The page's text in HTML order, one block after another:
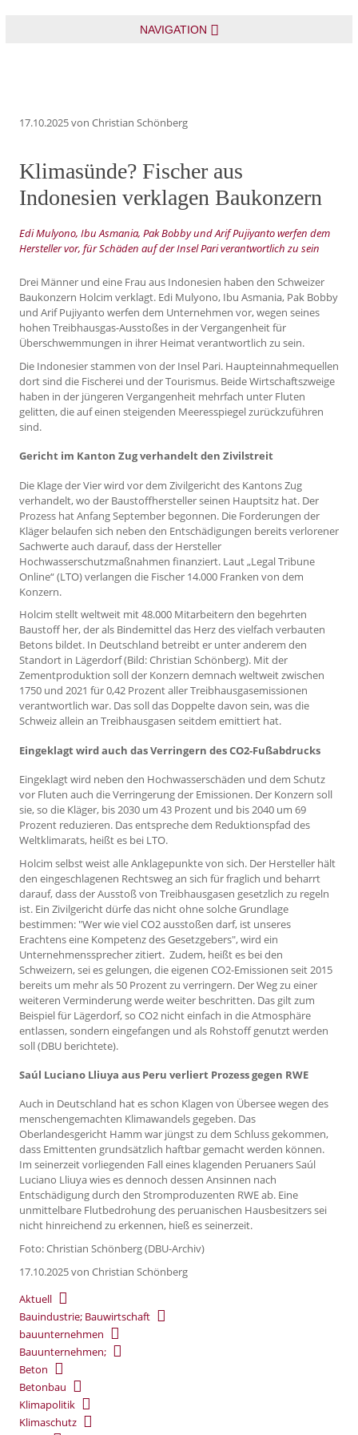
NAVIGATION
17.10.2025von Christian Schönberg
Klimasünde? Fischer aus
Indonesien verklagen Baukonzern
Edi Mulyono, Ibu Asmania, Pak Bobby und Arif Pujiyanto werfen dem
Hersteller vor, für Schäden auf der Insel Pari verantwortlich zu sein
Drei Männer und eine Frau aus Indonesien haben den Schweizer
Baukonzern Holcim verklagt. Edi Mulyono, Ibu Asmania, Pak Bobby
und Arif Pujiyanto werfen dem Unternehmen vor, wegen seines
hohen Treibhausgas-Ausstoßes in der Vergangenheit für
Überschwemmungen in ihrer Heimat verantwortlich zu sein.
Die Indonesier stammen von der Insel Pari. Haupteinnahmequellen
dort sind die Fischerei und der Tourismus. Beide Wirtschaftszweige
haben in der jüngeren Vergangenheit mehrfach unter Fluten
gelitten, die auf einen steigenden Meeresspiegel zurückzuführen
sind.
Gericht im Kanton Zug verhandelt den Zivilstreit
Die Klage der Vier wird vor dem Zivilgericht des Kantons Zug
verhandelt, wo der Baustoffhersteller seinen Hauptsitz hat. Der
Prozess hat Anfang September begonnen. Die Forderungen der
Kläger belaufen sich neben den Entschädigungen bereits verlorener
Sachwerte auch darauf, dass der Hersteller
Hochwasserschutzmaßnahmen finanziert. Laut „Legal Tribune
Online“ (LTO) verlangen die Fischer 14.000 Franken von dem
Konzern.
Holcim stellt weltweit mit 48.000 Mitarbeitern den begehrten
Baustoff her, der als Bindemittel das Herz des vielfach verbauten
Betons bildet. In Deutschland betreibt er unter anderem den
Standort in Lägerdorf (Bild: Christian Schönberg). Mit der
Zementproduktion soll der Konzern demnach weltweit zwischen
1750 und 2021 für 0,42 Prozent aller Treibhausgasemissionen
verantwortlich war. Das soll das Doppelte davon sein, was die
Schweiz allein an Treibhausgasen seitdem emittiert hat.
Eingeklagt wird auch das Verringern des CO2-Fußabdrucks
Eingeklagt wird neben den Hochwasserschäden und dem Schutz
vor Fluten auch die Verringerung der Emissionen. Der Konzern soll
sie, so die Kläger, bis 2030 um 43 Prozent und bis 2040 um 69
Prozent reduzieren. Das entspreche dem Reduktionspfad des
Weltklimarats, heißt es bei LTO.
Holcim selbst weist alle Anklagepunkte von sich. Der Hersteller hält
den eingeschlagenen Rechtsweg an sich für fraglich und beharrt
darauf, dass der Ausstoß von Treibhausgasen gesetzlich zu regeln
ist. Ein Zivilgericht dürfe das nicht ohne solche Grundlage
bestimmen: "Wer wie viel CO2 ausstoßen darf, ist unseres
Erachtens eine Kompetenz des Gesetzgebers", wird ein
Unternehmenssprecher zitiert. Zudem, heißt es bei den
Schweizern, sei es gelungen, die eigenen CO2-Emissionen seit 2015
bereits um mehr als 50 Prozent zu verringern. Der Weg zu einer
weiteren Verminderung werde weiter beschritten. Das gilt zum
Beispiel für Lägerdorf, so CO2 nicht einfach in die Atmosphäre
entlassen, sondern eingefangen und als Rohstoff genutzt werden
soll (DBU berichtete).
Saúl Luciano Lliuya aus Peru verliert Prozess gegen RWE
Auch in Deutschland hat es schon Klagen von Übersee wegen des
menschengemachten Klimawandels gegeben. Das
Oberlandesgericht Hamm war jüngst zu dem Schluss gekommen,
dass Emittenten grundsätzlich haftbar gemacht werden können.
Im seinerzeit vorliegenden Fall eines klagenden Peruaners Saúl
Luciano Lliuya wies es dennoch dessen Ansinnen nach
Entschädigung durch den Stromproduzenten RWE ab. Eine
unmittelbare Flutbedrohung des peruanischen Hausbesitzers sei
nicht hinreichend zu erkennen, hieß es seinerzeit.
Foto: Christian Schönberg (DBU-Archiv)
17.10.2025von Christian Schönberg
Aktuell
Bauindustrie; Bauwirtschaft
bauunternehmen
Bauunternehmen;
Beton
Betonbau
Klimapolitik
Klimaschutz